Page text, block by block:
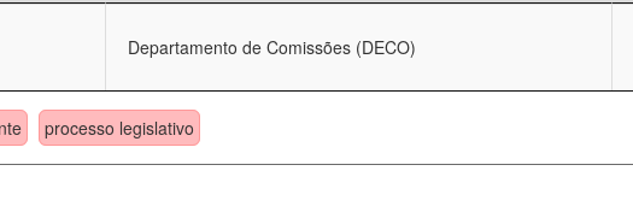
Departamento de Comissões (DECO)
processo legislativo